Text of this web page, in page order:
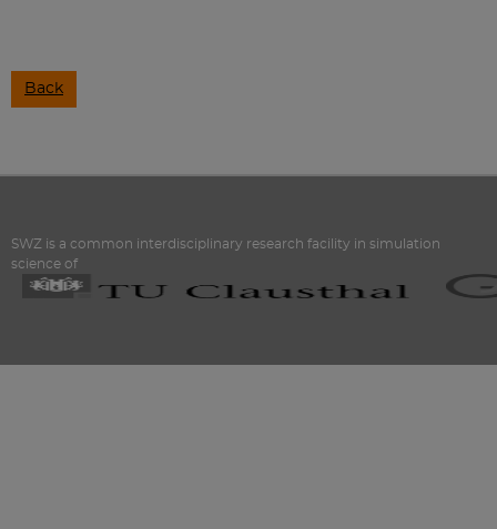
Back
SWZ is a common interdisciplinary research facility in simulation
science of